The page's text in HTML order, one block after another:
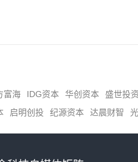
富海 IDG资本 华创资本 盛世投资
启明创投 纪源资本 达晨财智